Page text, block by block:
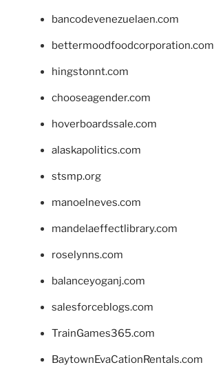
bancodevenezuelaen.com
bettermoodfoodcorporation.com
hingstonnt.com
chooseagender.com
hoverboardssale.com
alaskapolitics.com
stsmp.org
manoelneves.com
mandelaeffectlibrary.com
roselynns.com
balanceyoganj.com
salesforceblogs.com
TrainGames365.com
BaytownEvaCationRentals.com